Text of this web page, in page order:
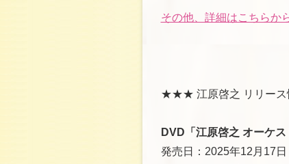
その他、詳細はこちらか
★★★ 江原啓之 リリー
DVD「江原啓之 オーケ
発売日：2025年12月17日